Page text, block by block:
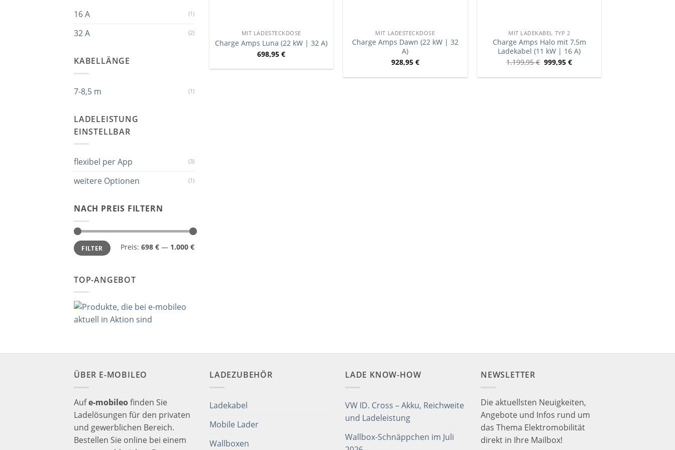
16 A (1)
32 A (2)
KABELLÄNGE
7-8,5 m (1)
LADELEISTUNG
EINSTELLBAR
flexibel per App (3)
weitere Optionen (1)
NACH PREIS FILTERN
FILTER Preis: 698 € — 1.000 €
TOP-ANGEBOT
MIT LADESTECKDOSE
Charge Amps Luna (22 kW | 32 A)
698,95€
MIT LADESTECKDOSE
Charge Amps Dawn (22 kW | 32
A)
928,95 €
MIT LADEKABEL TYP 2
Charge Amps Halo mit 7,5m
Ladekabel (11 kW | 16 A)
1.199,95€ 999,95€
ÜBER E-MOBILEO
Aufe-mobileofinden Sie
Ladelösungen für den privaten
und gewerblichen Bereich.
Bestellen Sie online bei einem
LADEZUBEHÖR
Ladekabel
Mobile Lader
Wallboxen
LADE KNOW-HOW
VW ID. Cross – Akku, Reichweite
und Ladeleistung
Wallbox-Schnäppchen im Juli
NEWSLETTER
Die aktuellsten Neuigkeiten,
Angebote und Infos rund um
das Thema Elektromobilität
direkt in Ihre Mailbox!